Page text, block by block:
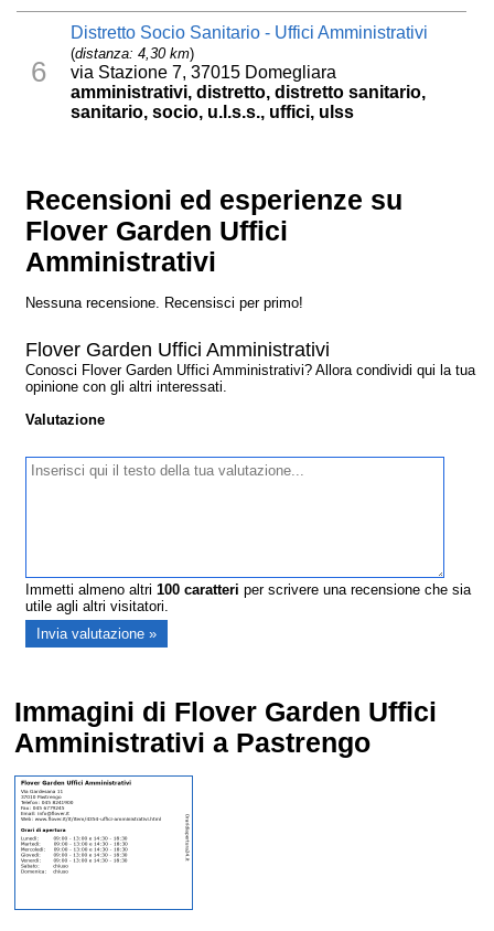
6
Distretto Socio Sanitario - Uffici Amministrativi
(distanza: 4,30 km)
via Stazione 7, 37015 Domegliara
amministrativi, distretto, distretto sanitario,
sanitario, socio, u.l.s.s., uffici, ulss
Recensioni ed esperienze su
Flover Garden Uffici
Amministrativi
Nessuna recensione. Recensisci per primo!
Flover Garden Uffici Amministrativi
Conosci Flover Garden Uffici Amministrativi? Allora condividi qui la tua
opinione con gli altri interessati.
Valutazione
Immetti almeno altri100 caratteri per scrivere una recensione che sia
utile agli altri visitatori.
Immagini di Flover Garden Uffici
Amministrativi a Pastrengo